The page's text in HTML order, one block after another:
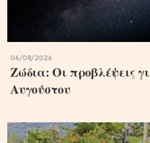
06/08/2026
Ζώδια: Οι προβλέψεις
Aυγούστου